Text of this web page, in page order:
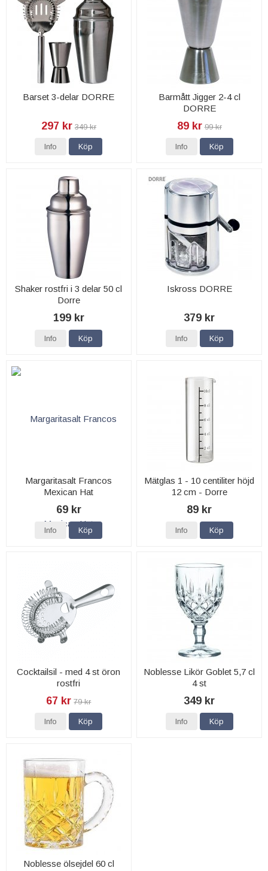
Barset 3-delar DORRE
297 kr 349 kr
Info Köp
Barmått Jigger 2-4 cl
DORRE
89 kr 99 kr
Info Köp
Shaker rostfri i 3 delar 50 cl
Dorre
199 kr
Info Köp
Iskross DORRE
379 kr
Info Köp
Margaritasalt Francos
Mexican Hat
69 kr
Info Köp
Mätglas 1 - 10 centiliter höjd
12 cm - Dorre
89 kr
Info Köp
Cocktailsil - med 4 st öron
rostfri
67 kr 79 kr
Info Köp
Noblesse Likör Goblet 5,7 cl
4 st
349 kr
Info Köp
Noblesse ölsejdel 60 cl